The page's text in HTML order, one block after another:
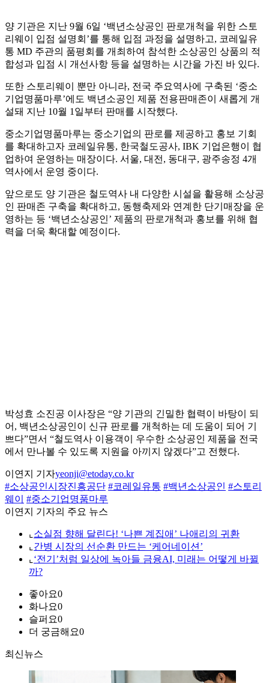
양 기관은 지난 9월 6일 ‘백년소상공인 판로개척을 위한 스토
리웨이 입점 설명회’를 통해 입점 과정을 설명하고, 코레일유
통 MD 주관의 품평회를 개최하여 참석한 소상공인 상품의 적
합성과 입점 시 개선사항 등을 설명하는 시간을 가진 바 있다.
또한 스토리웨이 뿐만 아니라, 전국 주요역사에 구축된 ‘중소
기업명품마루’에도 백년소공인 제품 전용판매존이 새롭게 개
설돼 지난 10월 1일부터 판매를 시작했다.
중소기업명품마루는 중소기업의 판로를 제공하고 홍보 기회
를 확대하고자 코레일유통, 한국철도공사, IBK 기업은행이 협
업하여 운영하는 매장이다. 서울, 대전, 동대구, 광주송정 4개
역사에서 운영 중이다.
앞으로도 양 기관은 철도역사 내 다양한 시설을 활용해 소상공
인 판매존 구축을 확대하고, 동행축제와 연계한 단기매장을 운
영하는 등 ‘백년소상공인’ 제품의 판로개척과 홍보를 위해 협
력을 더욱 확대할 예정이다.
박성효 소진공 이사장은 “양 기관의 긴밀한 협력이 바탕이 되
어, 백년소상공인이 신규 판로를 개척하는 데 도움이 되어 기
쁘다”면서 “철도역사 이용객이 우수한 소상공인 제품을 전국
에서 만나볼 수 있도록 지원을 아끼지 않겠다”고 전했다.
이연지 기자yeonji@etoday.co.kr
#소상공인시장진흥공단 #코레일유통 #백년소상공인 #스토리
웨이
#중소기업명품마루
이연지 기자의 주요 뉴스
⌞ 소실점 향해 달린다! ‘나쁜 계집애’ 나애리의 귀환
⌞ 간병 시장의 선순환 만드는 ‘케어네이션’
⌞ ‘전기’처럼 일상에 녹아들 금융AI, 미래는 어떻게 바뀔
까?
좋아요0
화나요0
슬퍼요0
더 궁금해요0
최신뉴스